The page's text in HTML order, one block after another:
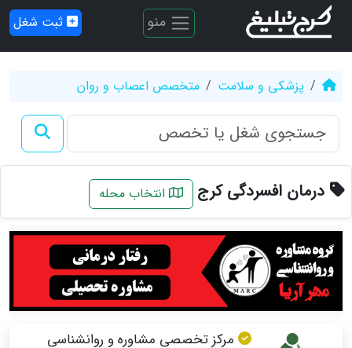
منو ثبت شغل
پزشکی و سلامت متخصص اعصاب و روان
درمان افسردگی کرج انتخاب محله
مرکز تخصصی مشاوره و روانشناسی